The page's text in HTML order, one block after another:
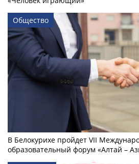
Общество
В Белокурихе пройдет VII
образовательный форум «Алтай –